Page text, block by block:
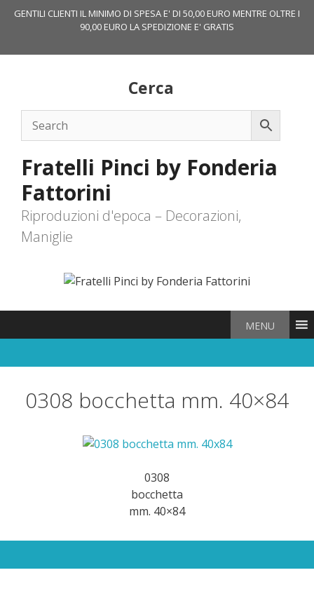
GENTILI CLIENTI IL MINIMO DI SPESA E' DI 50,00 EURO MENTRE OLTRE I
90,00 EURO LA SPEDIZIONE E' GRATIS
Cerca
Fratelli Pinci by Fonderia
Fattorini
Riproduzioni d'epoca – Decorazioni,
Maniglie
MENU
0308 bocchetta mm. 40×84
0308
bocchetta
mm. 40×84